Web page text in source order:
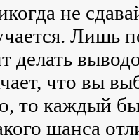
не
Лишь
делать
что вы
то каждый
шанса